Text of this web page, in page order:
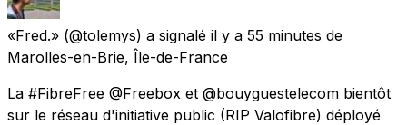
«Fred.» (@tolemys) a signalé il y a 55 minutes de
Marolles-en-Brie, Île-de-France
La #FibreFree @Freebox et @bouyguestelecom bientôt
sur le réseau d'initiative public (RIP Valofibre) déployé